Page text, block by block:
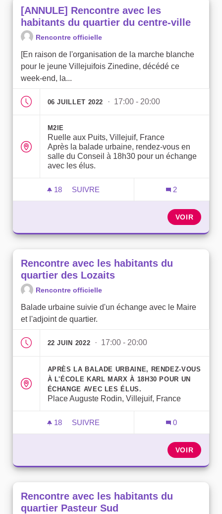
[ANNULE] Rencontre avec les
habitants du quartier du centre-ville
Rencontre officielle
[En raison de l'organisation de la marche blanche
pour le jeune Villejuifois Zinedine, décédé ce
week-end, la...
06 JUILLET 2022 · 17:00 - 20:00
M2IE
Ruelle aux Puits, Villejuif, France
Après la balade urbaine, rendez-vous en
salle du Conseil à 18h30 pour un échange
avec les élus.
18 18 ABONNÉS
SUIVRE
2
VOIR
Rencontre avec les habitants du
quartier des Lozaits
Rencontre officielle
Balade urbaine suivie d'un échange avec le Maire
et l'adjoint de quartier.
22 JUIN 2022 · 17:00 - 20:00
APRÈS LA BALADE URBAINE, RENDEZ-VOUS
À L'ÉCOLE KARL MARX À 18H30 POUR UN
ÉCHANGE AVEC LES ÉLUS.
Place Auguste Rodin, Villejuif, France
18 18 ABONNÉS
SUIVRE
0
VOIR
Rencontre avec les habitants du
quartier Pasteur Sud